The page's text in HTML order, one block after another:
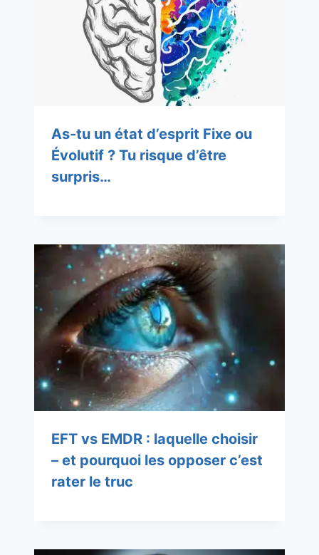
As-tu un état d’esprit Fixe ou
Évolutif ? Tu risque d’être
surpris…
EFT vs EMDR : laquelle choisir
– et pourquoi les opposer c’est
rater le truc